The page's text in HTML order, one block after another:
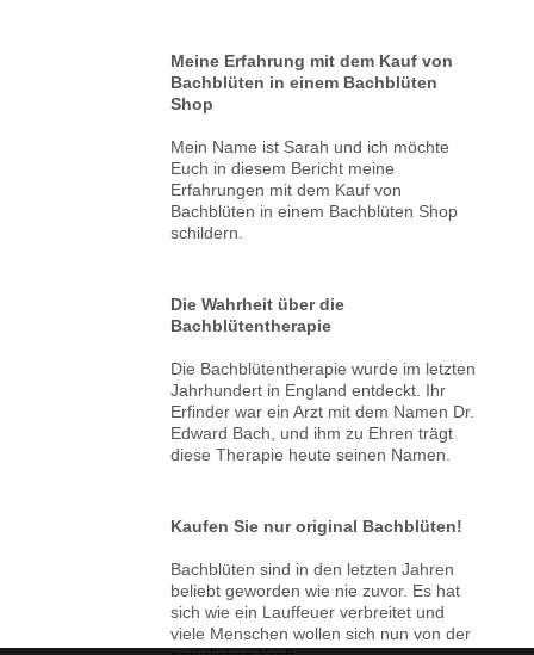
Meine Erfahrung mit dem Kauf von
Bachblüten in einem Bachblüten
Shop
Mein Name ist Sarah und ich möchte
Euch in diesem Bericht meine
Erfahrungen mit dem Kauf von
Bachblüten in einem Bachblüten Shop
schildern.
Die Wahrheit über die
Bachblütentherapie
Die Bachblütentherapie wurde im letzten
Jahrhundert in England entdeckt. Ihr
Erfinder war ein Arzt mit dem Namen Dr.
Edward Bach, und ihm zu Ehren trägt
diese Therapie heute seinen Namen.
Kaufen Sie nur original Bachblüten!
Bachblüten sind in den letzten Jahren
beliebt geworden wie nie zuvor. Es hat
sich wie ein Lauffeuer verbreitet und
viele Menschen wollen sich nun von der